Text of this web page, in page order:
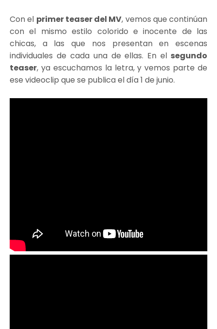
Con el primer teaser del MV, vemos que continúan
con el mismo estilo colorido e inocente de las
chicas, a las que nos presentan en escenas
individuales de cada una de ellas. En el segundo
teaser, ya escuchamos la letra, y vemos parte de
ese videoclip que se publica el día 1 de junio.